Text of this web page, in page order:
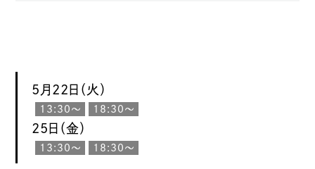
5月22日（火）
13:30〜 18:30〜
25日（金）
13:30〜 18:30〜